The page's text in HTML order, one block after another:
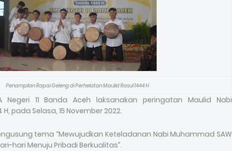
Penampilan Rapai Geleng di Perhelatan Maulid Rasul 1444 H
Negeri 11 Banda Aceh laksanakan peringatan Maulid Nabi
pada Selasa, 15 November 2022.
tema “Mewujudkan Keteladanan Nabi Muhammad SAW
hari Menuju Pribadi Berkualitas”.